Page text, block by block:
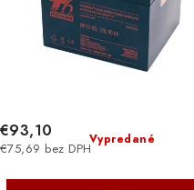
Vypredané
€75,69 bez DPH
€93,10